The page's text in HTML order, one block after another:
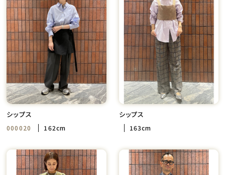
シップス
000020 162cm
シップス
163cm